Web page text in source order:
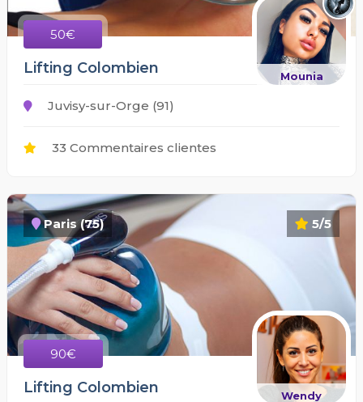
50€
Mounia
Lifting Colombien
Juvisy-sur-Orge (91)
33 Commentaires clientes
5/5
Paris (75)
90€
Wendy
Lifting Colombien